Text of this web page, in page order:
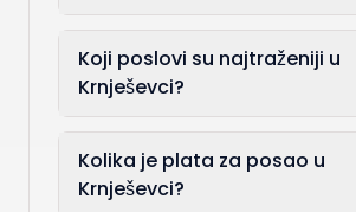
Koji poslovi su najtraženiji u
Krnješevci?
Kolika je plata za posao u
Krnješevci?